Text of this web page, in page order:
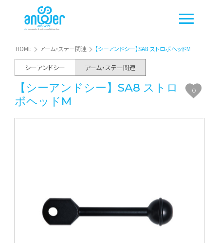
HOME アーム・ステー関連 【シーアンドシー】SA8 ストロボヘッドM
シーアンドシー アーム・ステー関連
【シーアンドシー】SA8 ストロ
ボヘッドM
0